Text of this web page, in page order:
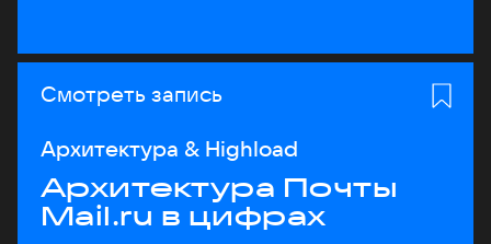
Смотреть запись
Архитектура & Highload
Архитектура Почты
Mail.ru в цифрах